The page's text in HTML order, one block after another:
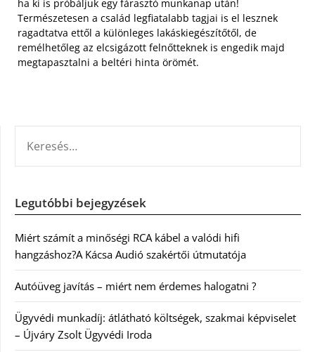
ha ki is próbáljuk egy fárasztó munkanap után!
Természetesen a család legfiatalabb tagjai is el lesznek
ragadtatva ettől a különleges lakáskiegészítőtől, de
remélhetőleg az elcsigázott felnőtteknek is engedik majd
megtapasztalni a beltéri hinta örömét.
Legutóbbi bejegyzések
Miért számít a minőségi RCA kábel a valódi hifi
hangzáshoz?A Kácsa Audió szakértői útmutatója
Autóüveg javítás – miért nem érdemes halogatni ?
Ügyvédi munkadíj: átlátható költségek, szakmai képviselet
– Újváry Zsolt Ügyvédi Iroda